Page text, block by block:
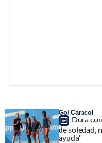
Gol Caracol
Dura
de soledad,
ayuda"